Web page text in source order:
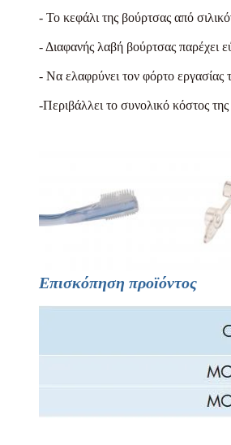
- Το κεφάλι της βούρτσας από
- Διαφανής λαβή βούρτσας παρέχει
- Να ελαφρύνει τον φόρτο
-Περιβάλλει το συνολικό κόστος της
Επισκόπηση προϊόντος